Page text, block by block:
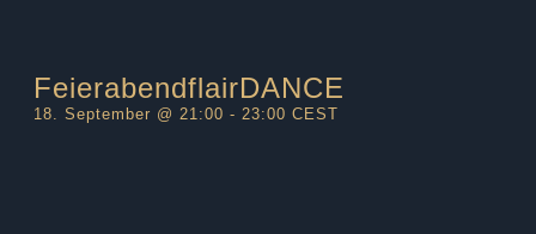
FeierabendflairDANCE
18. September @ 21:00 - 23:00 CEST